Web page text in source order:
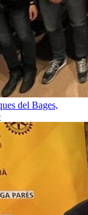
del Bages,